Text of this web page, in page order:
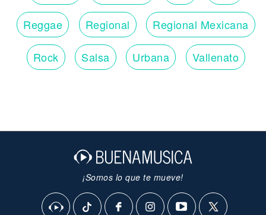
Reggae Regional Regional Mexicana
Rock Salsa Urbana Vallenato
¡Somos lo que te mueve!